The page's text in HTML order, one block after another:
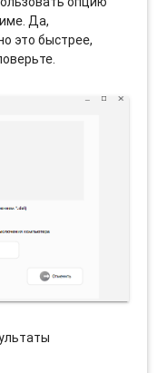
Да,
это быстрее,